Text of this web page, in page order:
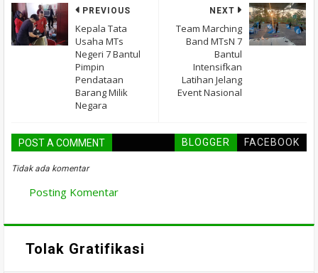
NEXT
Team Marching
Band MTsN 7
Bantul
Intensifkan
Latihan Jelang
Event Nasional
PREVIOUS
Kepala Tata
Usaha MTs
Negeri 7 Bantul
Pimpin
Pendataan
Barang Milik
Negara
POST A COMMENT BLOGGER FACEBOOK
Tidak ada komentar
Posting Komentar
Tolak Gratifikasi